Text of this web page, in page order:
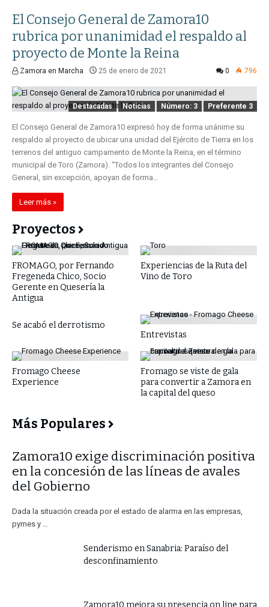
El Consejo General de Zamora10
rubrica por unanimidad el respaldo al
proyecto de Monte la Reina
Zamora en Marcha 25 de enero de 2021 0 796
Destacadas Noticias Número: 3 Preferente 3
El Consejo General de Zamora10 expresó hoy de forma unánime su
respaldo al proyecto de ubicar una unidad del Ejército de Tierra en los
terrenos del antiguo campamento de Monte la Reina, en el término
municipal de Toro (Zamora). “Todos los integrantes del Consejo
General, sin excepción, apoyan de forma…
Leer más »
Proyectos
FROMAGO, por Fernando
Fregeneda Chico, Socio
Gerente en Quesería la
Antigua
Experiencias de la Ruta del
Vino de Toro
Se acabó el derrotismo
Entrevistas
Fromago Cheese
Experience
Fromago se viste de gala
para convertir a Zamora en
la capital del queso
Más Populares
​Zamora10 exige discriminación positiva
en la concesión de las líneas de avales
del Gobierno
Dada la situación creada por el estado de alarma en las empresas,
pymes y …
Senderismo en Sanabria: Paraíso del
desconfinamiento
Zamora10 mejora su presencia on line para